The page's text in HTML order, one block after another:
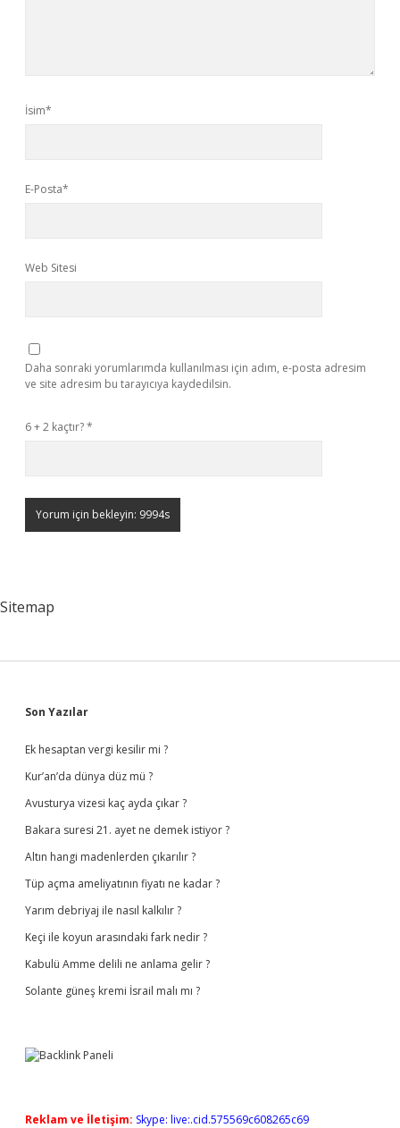
İsim*
E-Posta*
Web Sitesi
Daha sonraki yorumlarımda kullanılması için adım, e-posta adresim
ve site adresim bu tarayıcıya kaydedilsin.
6 + 2 kaçtır?*
Sitemap
Sidebar
Son Yazılar
Ek hesaptan vergi kesilir mi ?
Kur’an’da dünya düz mü ?
Avusturya vizesi kaç ayda çıkar ?
Bakara suresi 21. ayet ne demek istiyor ?
Altın hangi madenlerden çıkarılır ?
Tüp açma ameliyatının fiyatı ne kadar ?
Yarım debriyaj ile nasıl kalkılır ?
Keçi ile koyun arasındaki fark nedir ?
Kabulü Amme delili ne anlama gelir ?
Solante güneş kremi İsrail malı mı ?
Reklam ve İletişim: Skype: live:.cid.575569c608265c69